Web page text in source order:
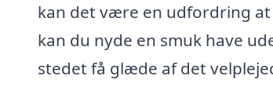
kan det være en udfordring
kan du nyde en smuk have
stedet få glæde af det